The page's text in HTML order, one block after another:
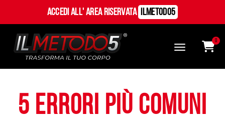
Accedi all' Area Riservata ILMetodo5
0
5 Errori più comuni